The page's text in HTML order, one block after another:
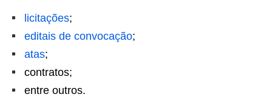
licitações;
editais de convocação;
atas;
contratos;
entre outros.